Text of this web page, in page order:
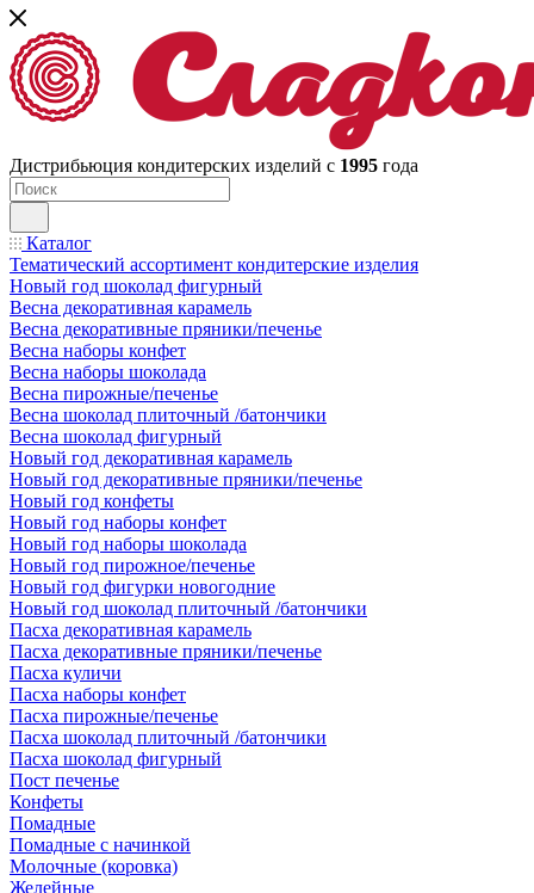
Дистрибьюция кондитерских изделий с 1995 года
Каталог
Тематический ассортимент кондитерские изделия
Новый год шоколад фигурный
Весна декоративная карамель
Весна декоративные пряники/печенье
Весна наборы конфет
Весна наборы шоколада
Весна пирожные/печенье
Весна шоколад плиточный /батончики
Весна шоколад фигурный
Новый год декоративная карамель
Новый год декоративные пряники/печенье
Новый год конфеты
Новый год наборы конфет
Новый год наборы шоколада
Новый год пирожное/печенье
Новый год фигурки новогодние
Новый год шоколад плиточный /батончики
Пасха декоративная карамель
Пасха декоративные пряники/печенье
Пасха куличи
Пасха наборы конфет
Пасха пирожные/печенье
Пасха шоколад плиточный /батончики
Пасха шоколад фигурный
Пост печенье
Конфеты
Помадные
Помадные с начинкой
Молочные (коровка)
Желейные